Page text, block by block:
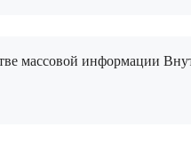
массовой информации